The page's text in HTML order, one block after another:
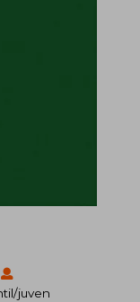
juven